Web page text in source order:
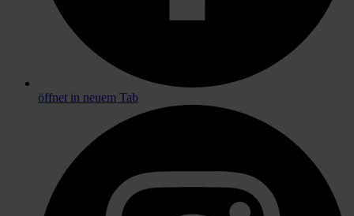
öffnet in neuem Tab